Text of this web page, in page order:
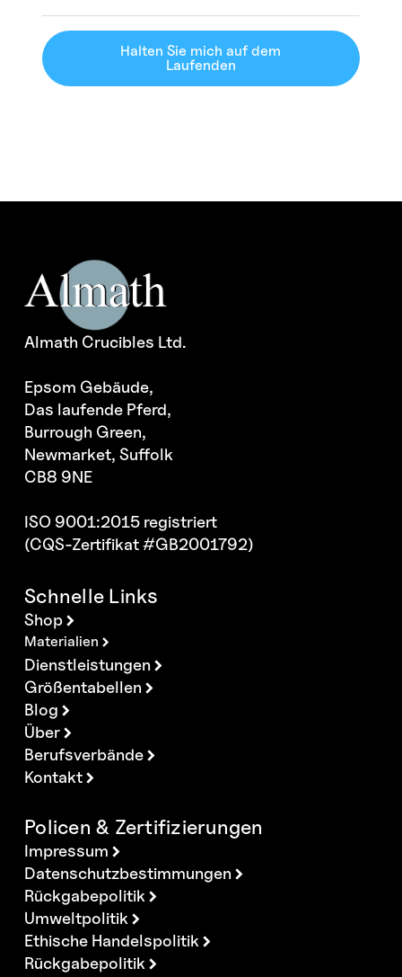
Halten Sie mich auf dem
Laufenden
Almath Crucibles Ltd.
Epsom Gebäude,
Das laufende Pferd,
Burrough Green,
Newmarket, Suffolk
CB8 9NE
ISO 9001:2015 registriert
(CQS-Zertifikat #GB2001792)
Schnelle Links
Shop
Materialien
Dienstleistungen
Größentabellen
Blog
Über
Berufsverbände
Kontakt
Policen & Zertifizierungen
Impressum
Datenschutzbestimmungen
Rückgabepolitik
Umweltpolitik
Ethische Handelspolitik
Rückgabepolitik